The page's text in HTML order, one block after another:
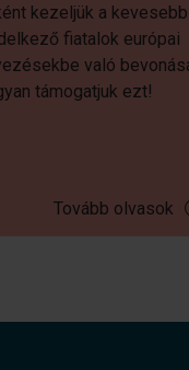
kezeljük a kevesebb
fiatalok európai
való
támogatjuk ezt!
Tovább olvasok